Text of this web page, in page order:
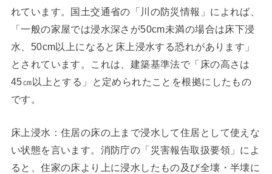
れています。国土交通省の「川の防災情報」によれば、
「一般の家屋では浸水深さが50cm未満の場合は床下浸
水、50cm以上になると床上浸水する恐れがあります」
とされています。これは、建築基準法で「床の高さは
45㎝以上とする」と定められたことを根拠にしたもの
です。
床上浸水：住居の床の上まで浸水して住居として使えな
い状態を言います。消防庁の「災害報告取扱要領」によ
ると、住家の床より上に浸水したもの及び全壊・半壊に